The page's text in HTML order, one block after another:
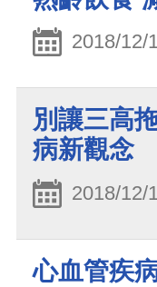
2018/12/
別讓三高
病新觀念
2018/12/
心血管疾